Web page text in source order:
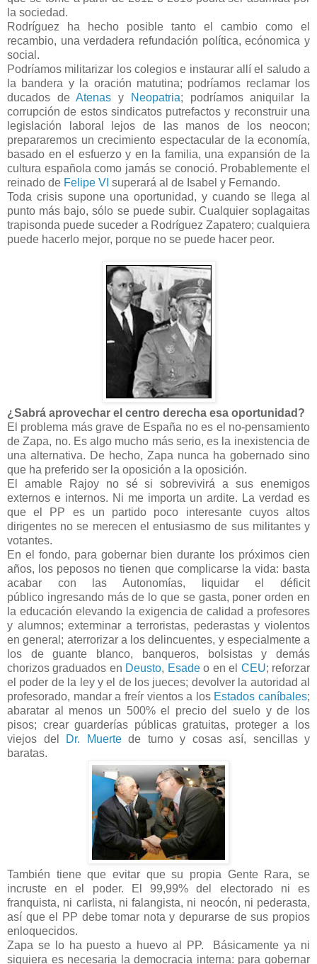
la sociedad.
Rodríguez ha hecho posible tanto el cambio como el
recambio, una verdadera refundación política, ecónomica y
social.
Podríamos militarizar los colegios e instaurar allí el saludo a
la bandera y la oración matutina; podríamos reclamar los
ducados deAtenas y Neopatria; podríamos aniquilar la
corrupción de estos sindicatos putrefactos y reconstruir una
legislación laboral lejos de las manos de los neocon;
prepararemos un crecimiento espectacular de la economía,
basado en el esfuerzo y en la familia, una expansión de la
cultura española como jamás se conoció. Probablemente el
reinado de Felipe VI superará al de Isabel y Fernando.
Toda crisis supone una oportunidad, y cuando se llega al
punto más bajo, sólo se puede subir. Cualquier soplagaitas
trapisonda puede suceder a Rodríguez Zapatero; cualquiera
puede hacerlo mejor, porque no se puede hacer peor.
¿Sabrá aprovechar el centro derecha esa oportunidad?
El problema más grave de España no es el no-pensamiento
de Zapa, no. Es algo mucho más serio, es la inexistencia de
una alternativa. De hecho, Zapa nunca ha gobernado sino
que ha preferido ser la oposición a la oposición.
El amable Rajoy no sé si sobrevivirá a sus enemigos
externos e internos. Ni me importa un ardite. La verdad es
que el PP es un partido poco interesante cuyos altos
dirigentes no se merecen el entusiasmo de sus militantes y
votantes.
En el fondo, para gobernar bien durante los próximos cien
años, los peposos no tienen que complicarse la vida: basta
acabar con las Autonomías, liquidar el déficit
público ingresando más de lo que se gasta, poner orden en
la educación elevando la exigencia de calidad a profesores
y alumnos; exterminar a terroristas, pederastas y violentos
en general; aterrorizar a los delincuentes, y especialmente a
los de guante blanco, banqueros, bolsistas y demás
chorizos graduados en Deusto, Esadeo en el CEU; reforzar
el poder de la ley y el de los jueces; devolver la autoridad al
profesorado, mandar a freír vientos a los Estados caníbales;
abaratar al menos un 500% el precio del suelo y de los
pisos; crear guarderías públicas gratuitas, proteger a los
viejos del
Dr. Muertede turno y cosas así, sencillas y
baratas.
También tiene que evitar que su propia Gente Rara, se
incruste en el poder. El 99,99% del electorado ni es
franquista, ni carlista, ni falangista, ni neocón, ni pederasta,
así que el PP debe tomar nota y depurarse de sus propios
enloquecidos.
Zapa se lo ha puesto a huevo al PP. Básicamente ya ni
siquiera es necesaria la democracia interna: para gobernar